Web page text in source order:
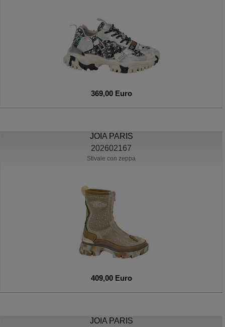
369,00 Euro
JOIA PARIS
202602167
Stivale con zeppa
409,00 Euro
JOIA PARIS